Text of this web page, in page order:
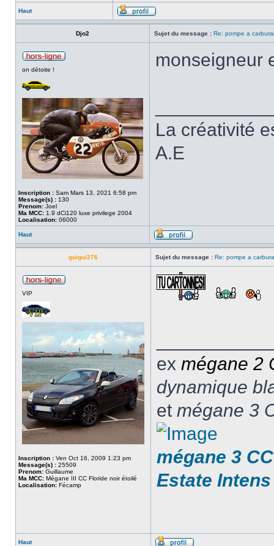
Haut
Djo2 Sujet du message : Re: pompe a
on détoite !
Inscription : Sam Mars 13, 2021 6:58 pm
Message(s) : 130
Prenom: Joel
Ma MCC: 1.9 dCi120 luxe privilege 2004
Localisation: 06000
monseigneur
La créativité
A.E
Haut
guigui276 Sujet du message : Re: pompe a
VIP
Inscription : Ven Oct 16, 2009 1:23 pm
Message(s) : 25509
Prenom: Guillaume
Ma MCC: Mégane III CC Floride noir étoilé
Localisation: Fécamp
ex mégane 2
dynamique
et mégane 3
mégane 3
Estate
Haut